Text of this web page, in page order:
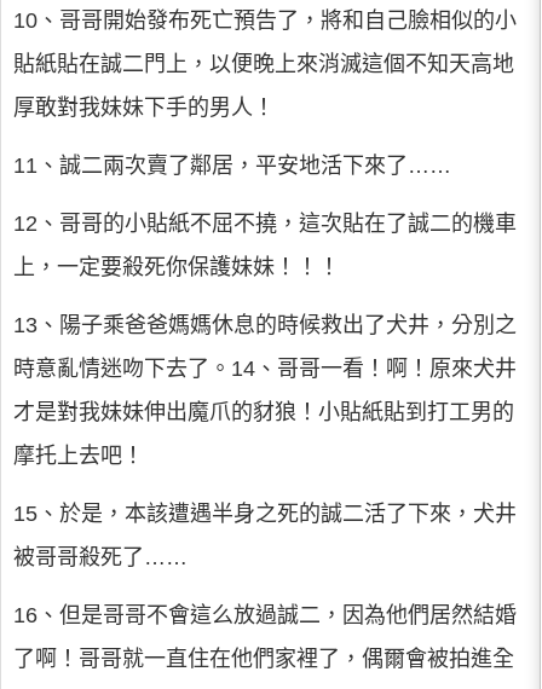
10、哥哥開始發布死亡預告了，將和自己臉相似的小
貼紙貼在誠二門上，以便晚上來消滅這個不知天高地
厚敢對我妹妹下手的男人！
11、誠二兩次賣了鄰居，平安地活下來了……
12、哥哥的小貼紙不屈不撓，這次貼在了誠二的機車
上，一定要殺死你保護妹妹！！！
13、陽子乘爸爸媽媽休息的時候救出了犬井，分別之
時意亂情迷吻下去了。14、哥哥一看！啊！原來犬井
才是對我妹妹伸出魔爪的豺狼！小貼紙貼到打工男的
摩托上去吧！
15、於是，本該遭遇半身之死的誠二活了下來，犬井
被哥哥殺死了……
16、但是哥哥不會這么放過誠二，因為他們居然結婚
了啊！哥哥就一直住在他們家裡了，偶爾會被拍進全